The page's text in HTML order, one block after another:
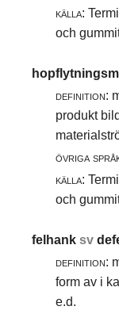
källa:
och
definition:
produkt
övriga
källa:
och
felhanksv
definition:
form av i
e.d.